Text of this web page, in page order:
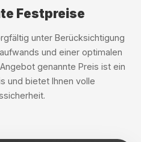
Festpreise
unter Berücksichtigung
und einer optimalen
genannte Preis ist ein
und bietet Ihnen volle